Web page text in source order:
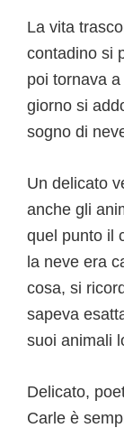
La vita
contadino si
poi tornava
giorno si
sogno di
Un delicato
anche gli
quel punto il
la neve era
cosa, si
sapeva
suoi animali
Delicato,
Carle è